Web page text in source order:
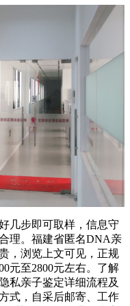
几步即可取样，信息守
理。福建省匿名DNA亲
，浏览上文可见，正规
元至2800元左右。了解
私亲子鉴定详细流程及
式，自采后邮寄、工作